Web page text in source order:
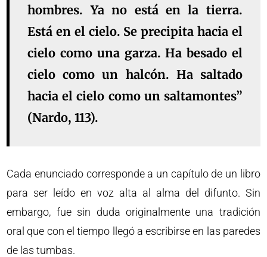
hombres. Ya no está en la tierra.
Está en el cielo. Se precipita hacia el
cielo como una garza. Ha besado el
cielo como un halcón. Ha saltado
hacia el cielo como un saltamontes”
(Nardo, 113).
Cada enunciado corresponde a un capítulo de un libro
para ser leído en voz alta al alma del difunto. Sin
embargo, fue sin duda originalmente una tradición
oral que con el tiempo llegó a escribirse en las paredes
de las tumbas.